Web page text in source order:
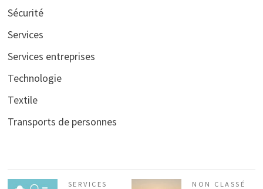
Sécurité
Services
Services entreprises
Technologie
Textile
Transports de personnes
SERVICES
NON CLASSÉ